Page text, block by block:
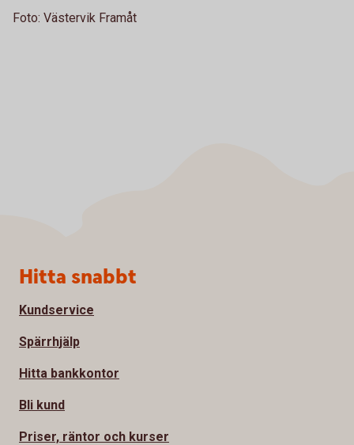
Foto: Västervik Framåt
Sidfot
Hitta snabbt
Kundservice
Spärrhjälp
Hitta bankkontor
Bli kund
Priser, räntor och kurser